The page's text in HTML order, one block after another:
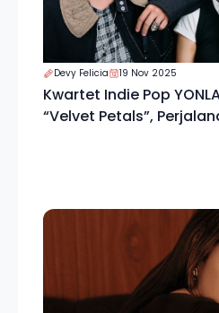
Devy Felicia 19 Nov 2025
Kwartet Indie Pop
“Velvet Petals”,